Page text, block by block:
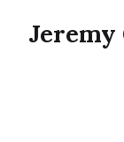
Jeremy